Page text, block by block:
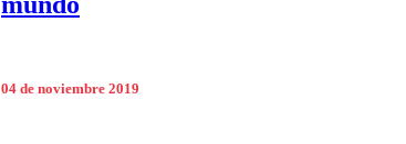
04 de noviembre 2019